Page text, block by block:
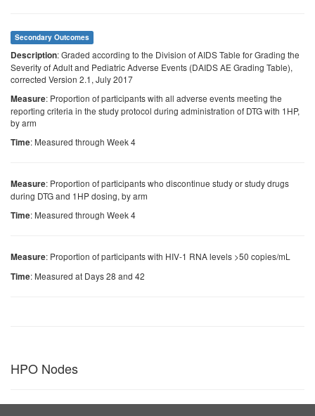
Secondary Outcomes
Description: Graded according to the Division of AIDS Table for Grading the
Severity of Adult and Pediatric Adverse Events (DAIDS AE Grading Table),
corrected Version 2.1, July 2017
Measure: Proportion of participants with all adverse events meeting the
reporting criteria in the study protocol during administration of DTG with 1HP,
by arm
Time: Measured through Week 4
Measure: Proportion of participants who discontinue study or study drugs
during DTG and 1HP dosing, by arm
Time: Measured through Week 4
Measure: Proportion of participants with HIV-1 RNA levels >50 copies/mL
Time: Measured at Days 28 and 42
HPO Nodes